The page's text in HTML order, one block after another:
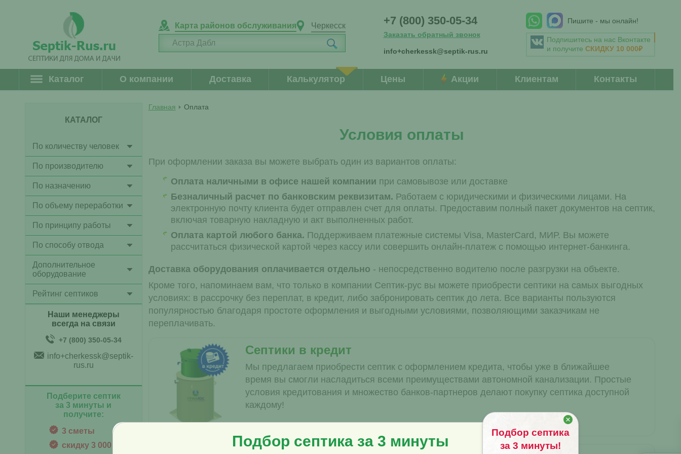
Карта районов обслуживания Черкесск +7 (800) 350-05-34
Заказать обратный звонок
info+cherkessk@septik-rus.ru
Пишите - мы онлайн!
Подпишитесь на нас Вконтакте
и получите СКИДКУ 10 000₽
Каталог О компании Доставка Калькулятор Цены Акции Клиентам Контакты
КАТАЛОГ
По количеству человек
По производителю
По назначению
По объему переработки
По принципу работы
По способу отвода
Дополнительное
оборудование
Рейтинг септиков
Наши менеджеры
всегда на связи
+7 (800) 350-05-34
info+cherkessk@septik-
rus.ru
Подберите септик
за 3 минуты и
получите:
3 сметы
скидку 3 000 руб.
Главная Оплата
Условия оплаты
При оформлении заказа вы можете выбрать один из вариантов оплаты:
Оплата наличными в офисе нашей компании при самовывозе или доставке
Безналичный расчет по банковским реквизитам. Работаем с юридическими и физическими лицами. На
электронную почту клиента будет отправлен счет для оплаты. Предоставим полный пакет документов на септик,
включая товарную накладную и акт выполненных работ.
Оплата картой любого банка. Поддерживаем платежные системы Visa, MasterCard, МИР. Вы можете
рассчитаться физической картой через кассу или совершить онлайн-платеж с помощью интернет-банкинга.
Доставка оборудования оплачивается отдельно - непосредственно водителю после разгрузки на объекте.
Кроме того, напоминаем вам, что только в компании Септик-рус вы можете приобрести септики на самых выгодных
условиях: в рассрочку без переплат, в кредит, либо забронировать септик до лета. Все варианты пользуются
популярностью благодаря простоте оформления и выгодными условиями, позволяющими заказчикам не
переплачивать.
Септики в кредит
Мы предлагаем приобрести септик с оформлением кредита, чтобы уже в ближайшее
время вы смогли насладиться всеми преимуществами автономной канализации. Простые
условия кредитования и множество банков-партнеров делают покупку септика доступной
каждому!
Подбор септика
за 3 минуты!
Подбор септика за 3 минуты